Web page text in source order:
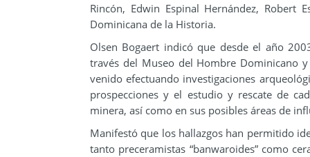
Rincón, Edwin Espinal Hernández, Robert
Dominicana de la Historia.
Olsen Bogaert indicó que desde el año
través del Museo del Hombre Dominicano
venido efectuando investigaciones
prospecciones y el estudio y rescate de
minera, así como en sus posibles áreas de
Manifestó que los hallazgos han permitido
tanto preceramistas “banwaroides” como